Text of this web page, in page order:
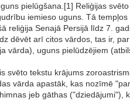
pielūgšana.[1] Reliģijas
iemieso uguns. Tā
reliģija Senajā Persijā līdz 7.
dēvēt arī citos vārdos, tas ir,
vārda), uguns pielūdzējiem
svēto tekstu krājums
vārda apastāk, kas nozīmē
jeb gāthas